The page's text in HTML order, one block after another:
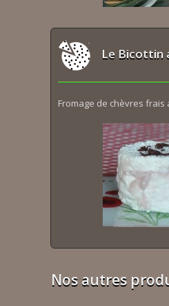
Le Bicottin
Fromage de chèvres frais
Nos autres